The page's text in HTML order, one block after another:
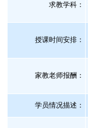
求教学科：
授课时间安排：
家教老师报酬：
学员情况描述：